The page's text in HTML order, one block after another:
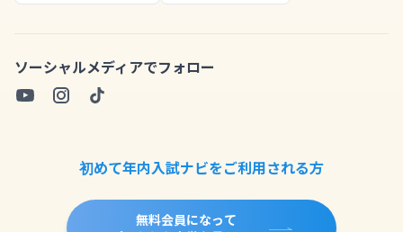
ソーシャルメディアでフォロー
初めて年内入試ナビをご利用される方
無料会員になって